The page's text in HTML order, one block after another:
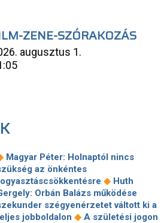
ZENE-SZÓRAKOZÁS
augusztus 1.
Magyar Péter: Holnaptól nincs
az önkéntes
◆ Huth
Orbán Balázs működése
szégyenérzetet váltott ki a
jobboldalon ◆ A születési jogon